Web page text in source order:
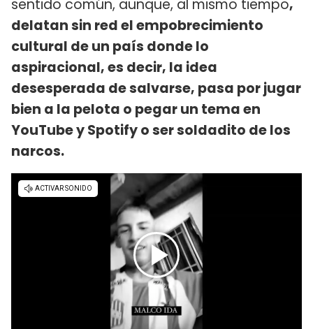
sentido común, aunque, al mismo tiempo,
delatan sin red el empobrecimiento
cultural de un país donde lo
aspiracional, es decir, la idea
desesperada de salvarse, pasa por jugar
bien a la pelota o pegar un tema en
YouTube y Spotify o ser soldadito de los
narcos.